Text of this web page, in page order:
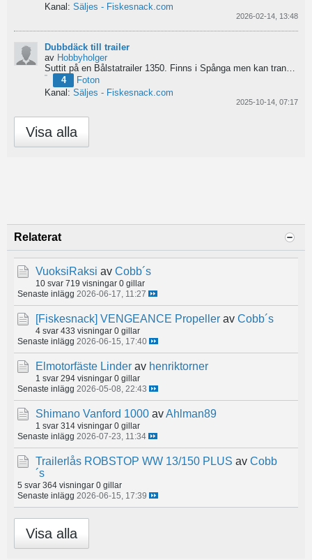
Kanal: Säljes - Fiskesnack.com
2026-02-14, 13:48
Dubbdäck till trailer
av Hobbyholger
4
Foton
Kanal: Säljes - Fiskesnack.com
2025-10-14, 07:17
Visa alla
Relaterat
VuoksiRaksi av Cobb´s
10 svar 719 visningar 0 gillar
Senaste inlägg 2026-06-17, 11:27
[Fiskesnack] VENGEANCE Propeller av Cobb´s
4 svar 433 visningar 0 gillar
Senaste inlägg 2026-06-15, 17:40
Elmotorfäste Linder av henriktorner
1 svar 294 visningar 0 gillar
Senaste inlägg 2026-05-08, 22:43
Shimano Vanford 1000 avAhlman89
1 svar 314 visningar 0 gillar
Senaste inlägg 2026-07-23, 11:34
Trailerlås ROBSTOP WW 13/150 PLUS av Cobb
´s
5 svar 364 visningar 0 gillar
Senaste inlägg 2026-06-15, 17:39
Visa alla